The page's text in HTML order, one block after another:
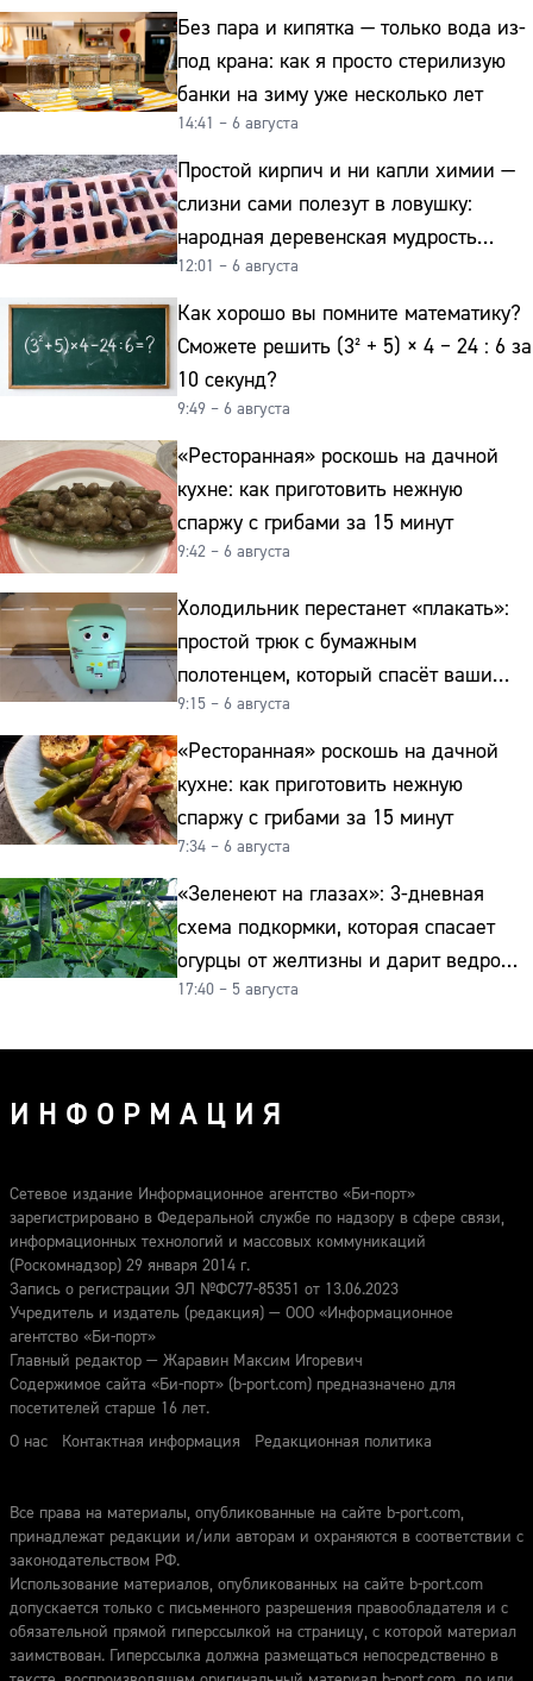
Без пара и кипятка — только вода из-
под крана: как я просто стерилизую
банки на зиму уже несколько лет
14:41 – 6 августа
Простой кирпич и ни капли химии —
слизни сами полезут в ловушку:
народная деревенская мудрость
реально работает
12:01 – 6 августа
Как хорошо вы помните математику?
Сможете решить (3² + 5) × 4 − 24 : 6 за
10 секунд?
9:49 – 6 августа
«Ресторанная» роскошь на дачной
кухне: как приготовить нежную
спаржу с грибами за 15 минут
9:42 – 6 августа
Холодильник перестанет «плакать»:
простой трюк с бумажным
полотенцем, который спасёт ваши
овощи от гнили
9:15 – 6 августа
«Ресторанная» роскошь на дачной
кухне: как приготовить нежную
спаржу с грибами за 15 минут
7:34 – 6 августа
«Зеленеют на глазах»: 3-дневная
схема подкормки, которая спасает
огурцы от желтизны и дарит ведро
урожая
17:40 – 5 августа
ИНФОРМАЦИЯ
Сетевое издание Информационное агентство «Би-порт»
зарегистрировано в Федеральной службе по надзору в сфере связи,
информационных технологий и массовых коммуникаций
(Роскомнадзор) 29 января 2014 г.
Запись о регистрации ЭЛ №ФС77-85351 от 13.06.2023
Учредитель и издатель (редакция) — ООО «Информационное
агентство «Би-порт»
Главный редактор — Жаравин Максим Игоревич
Содержимое сайта «Би-порт» (b-port.com) предназначено для
посетителей старше 16 лет.
О нас
Контактная информация Редакционная политика
Все права на материалы, опубликованные на сайте b-port.com,
принадлежат редакции и/или авторам и охраняются в соответствии с
законодательством РФ.
Использование материалов, опубликованных на сайте b-port.com
допускается только с письменного разрешения правообладателя и с
обязательной прямой гиперссылкой на страницу, с которой материал
заимствован. Гиперссылка должна размещаться непосредственно в